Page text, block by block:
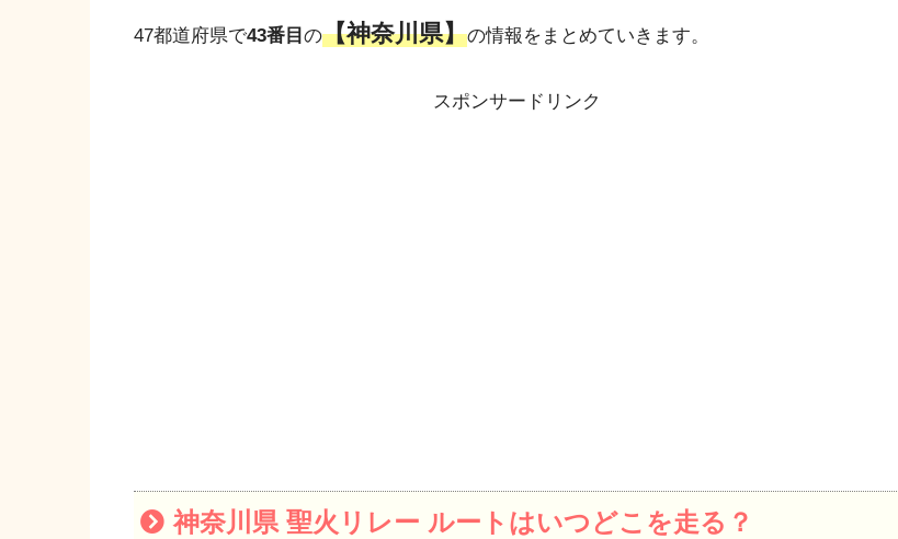
47都道府県で43番目 の【神奈川県】の情報をまとめていきます。
スポンサードリンク
神奈川県 聖火リレー ルートはいつどこを走る？